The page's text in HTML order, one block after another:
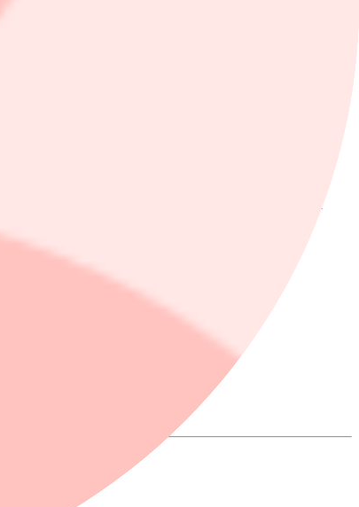
kronor, från det amerikanska energidepartementet för
Indiana Transmission-fabrik i Kokomo, Indiana, för
kapaciteten att tillverka elbilar med en miljon fordon